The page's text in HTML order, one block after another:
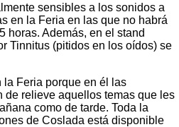
sensibles a los sonidos a
en la Feria en las que no habrá
horas. Además, en el stand
Tinnitus (pitidos en los oídos) se
la Feria porque en él las
de relieve aquellos temas que les
como de tarde. Toda la
de Coslada está disponible